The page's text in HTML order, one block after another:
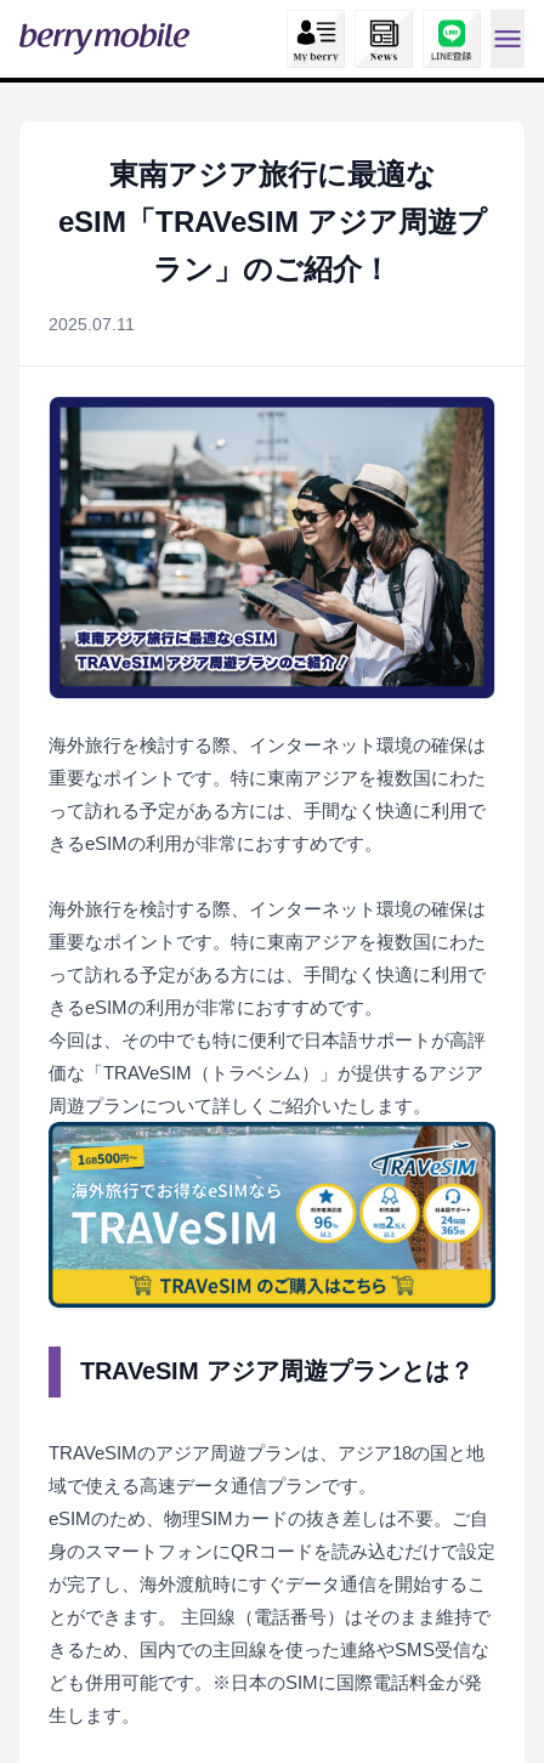
東南アジア旅行に最適な
eSIM「TRAVeSIM アジア周遊プ
ラン」のご紹介！
2025.07.11
海外旅行を検討する際、インターネット環境の確保は
重要なポイントです。特に東南アジアを複数国にわた
って訪れる予定がある方には、手間なく快適に利用で
きるeSIMの利用が非常におすすめです。
海外旅行を検討する際、インターネット環境の確保は
重要なポイントです。特に東南アジアを複数国にわた
って訪れる予定がある方には、手間なく快適に利用で
きるeSIMの利用が非常におすすめです。
今回は、その中でも特に便利で日本語サポートが高評
価な「TRAVeSIM（トラベシム）」が提供するアジア
周遊プランについて詳しくご紹介いたします。
TRAVeSIM アジア周遊プランとは？
TRAVeSIMのアジア周遊プランは、アジア18の国と地
域で使える高速データ通信プランです。
eSIMのため、物理SIMカードの抜き差しは不要。ご自
身のスマートフォンにQRコードを読み込むだけで設定
が完了し、海外渡航時にすぐデータ通信を開始するこ
とができます。
主回線（電話番号）はそのまま維持で
きるため、国内での主回線を使った連絡やSMS受信な
ども併用可能です。※日本のSIMに国際電話料金が発
生します。